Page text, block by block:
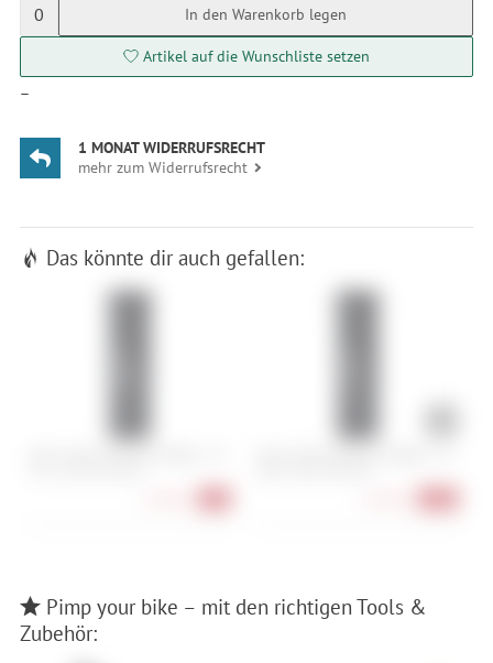
0 In den Warenkorb legen
Artikel auf die Wunschliste setzen
—
1 MONAT WIDERRUFSRECHT
mehr zum Widerrufsrecht
Das könnte dir auch gefallen:
Pimp your bike – mit den richtigen Tools &
Zubehör: